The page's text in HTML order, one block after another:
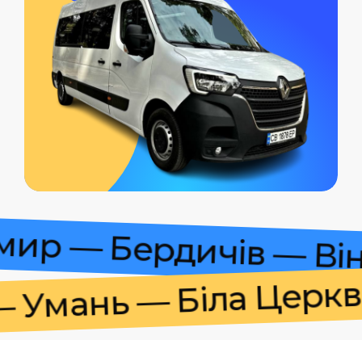
— Бердичів —
— Біла Церква